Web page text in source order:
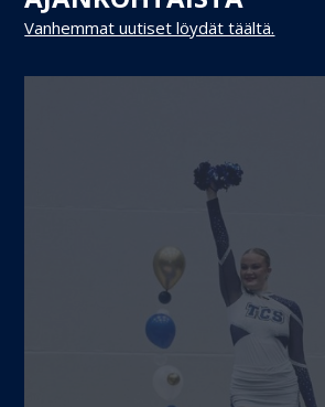
Vanhemmat uutiset löydät täältä.